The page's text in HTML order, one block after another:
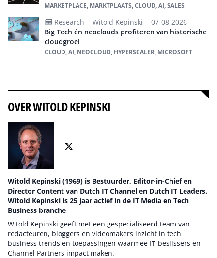
MARKETPLACE, MARKTPLAATS, CLOUD, AI, SALES
Research - Witold Kepinski - 07-08-2026
Big Tech én neoclouds profiteren van historische
cloudgroei
CLOUD, AI, NEOCLOUD, HYPERSCALER, MICROSOFT
OVER WITOLD KEPINSKI
Witold Kepinski (1969) is Bestuurder, Editor-in-Chief en
Director Content van Dutch IT Channel en Dutch IT Leaders.
Witold Kepinski is 25 jaar actief in de IT Media en Tech
Business branche
Witold Kepinski geeft met een gespecialiseerd team van
redacteuren, bloggers en videomakers inzicht in tech
business trends en toepassingen waarmee IT-beslissers en
Channel Partners impact maken.